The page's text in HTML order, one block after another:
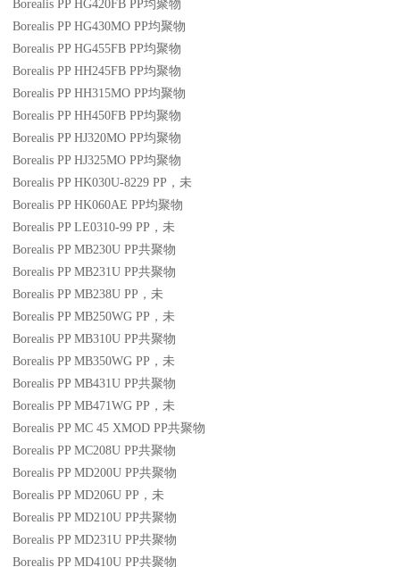
Borealis PP HG420FB PP均聚物
Borealis PP HG430MO PP均聚物
Borealis PP HG455FB PP均聚物
Borealis PP HH245FB PP均聚物
Borealis PP HH315MO PP均聚物
Borealis PP HH450FB PP均聚物
Borealis PP HJ320MO PP均聚物
Borealis PP HJ325MO PP均聚物
Borealis PP HK030U-8229 PP ，未
Borealis PP HK060AE PP均聚物
Borealis PP LE0310-99 PP ，未
Borealis PP MB230U PP共聚物
Borealis PP MB231U PP共聚物
Borealis PP MB238U PP ，未
Borealis PP MB250WG PP ，未
Borealis PP MB310U PP共聚物
Borealis PP MB350WG PP ，未
Borealis PP MB431U PP共聚物
Borealis PP MB471WG PP ，未
Borealis PP MC 45 XMOD PP共聚物
Borealis PP MC208U PP共聚物
Borealis PP MD200U PP共聚物
Borealis PP MD206U PP ，未
Borealis PP MD210U PP共聚物
Borealis PP MD231U PP共聚物
Borealis PP MD410U PP共聚物